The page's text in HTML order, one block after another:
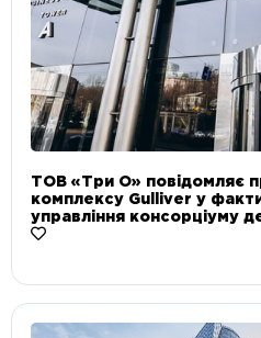
ТОВ «Три О» повідомляє
комплексу Gulliver у
управління консорціуму